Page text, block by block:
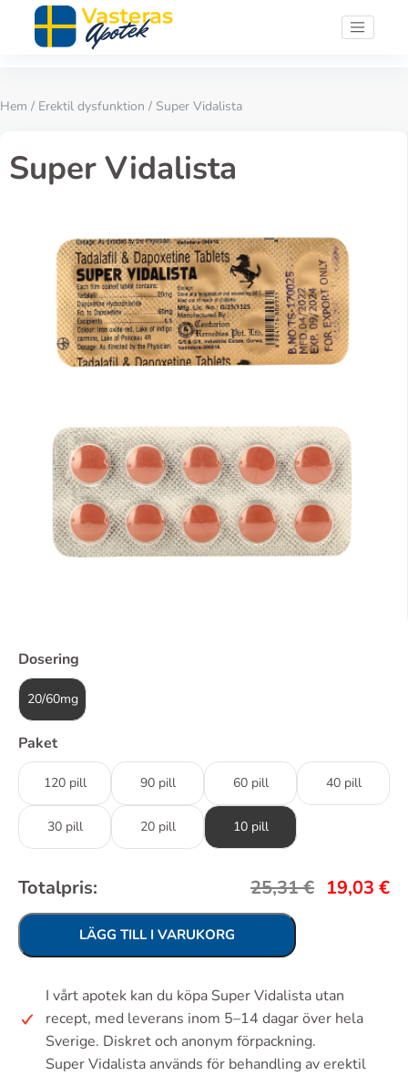
Hem / Erektil dysfunktion / Super Vidalista
Super Vidalista
Dosering
20/60mg
Paket
120 pill 90 pill 60 pill 40 pill
30 pill 20 pill 10 pill
Totalpris: 25,31€ 19,03 €
LÄGG TILL I VARUKORG
I vårt apotek kan du köpa Super Vidalista utan
recept, med leverans inom 5–14 dagar över hela
Sverige. Diskret och anonym förpackning.
Super Vidalista används för behandling av erektil